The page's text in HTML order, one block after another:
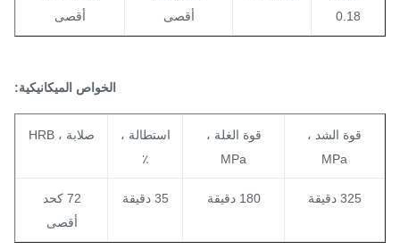
أقصى
أقصى
الخواص الميكانيكية:
قوة الشد ،
قوة الغلة ،
استطالة ،
صلابة ، HRB
72 كحد
أقصى